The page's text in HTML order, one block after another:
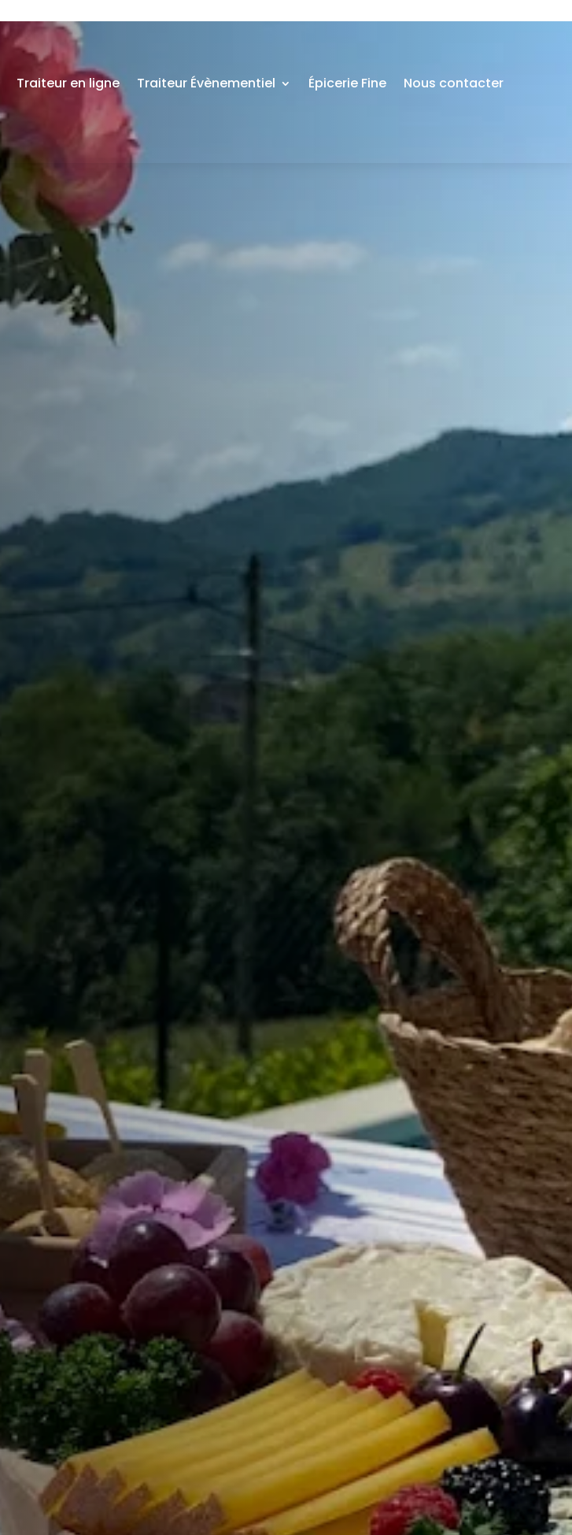
Traiteur en ligne Traiteur Évènementiel Épicerie Fine Nous contacter